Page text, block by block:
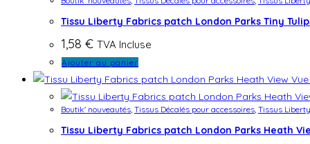
Tissu Liberty Fabrics patch London Parks Tiny
1,58 € TVA Incluse
Ajouter au panier
Boutik' nouveautés, Tissus Décalés pour accessoires, Tissus
Tissu Liberty Fabrics patch London Parks Heath